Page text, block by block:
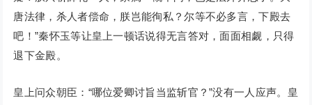
唐法律，杀人者偿命，朕岂能徇私？尔等不必多言，下殿去
吧！”秦怀玉等让皇上一顿话说得无言答对，面面相觑，只得
退下金殿。
皇上问众朝臣：“哪位爱卿讨旨当监斩官？”没有一人应声。皇